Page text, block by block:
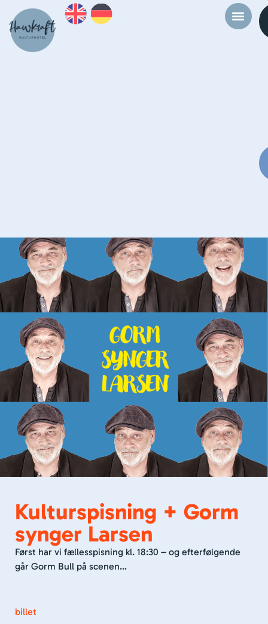
Kulturspisning + Gorm
synger Larsen
Først har vi fællesspisning kl. 18:30 – og efterfølgende
går Gorm Bull på scenen…
billet